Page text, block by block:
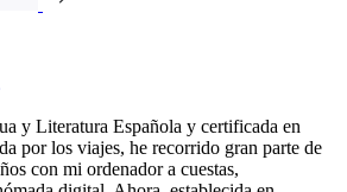
y Literatura Española y certificada en
por los viajes, he recorrido gran parte de
con mi ordenador a cuestas,